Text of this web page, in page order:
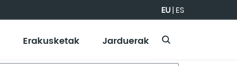
EU|ES
Erakusketak Jarduerak